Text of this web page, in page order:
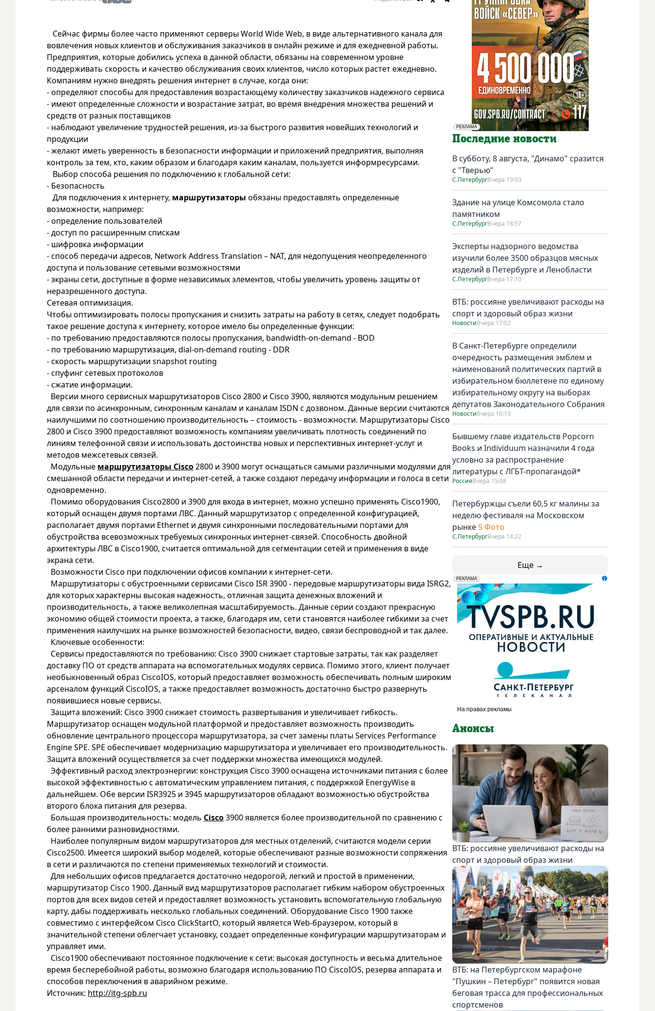
Сейчас фирмы более часто применяют серверы World Wide Web, в виде альтернативного канала для
вовлечения новых клиентов и обслуживания заказчиков в онлайн режиме и для ежедневной работы.
Предприятия, которые добились успеха в данной области, обязаны на современном уровне
поддерживать скорость и качество обслуживания своих клиентов, число которых растет ежедневно.
Компаниям нужно внедрять решения интернет в случае, когда они:
- определяют способы для предоставления возрастающему количеству заказчиков надежного сервиса
- имеют определенные сложности и возрастание затрат, во время внедрения множества решений и
средств от разных поставщиков
- наблюдают увеличение трудностей решения, из-за быстрого развития новейших технологий и
продукции
- желают иметь уверенность в безопасности информации и приложений предприятия, выполняя
контроль за тем, кто, каким образом и благодаря каким каналам, пользуется информресурсами.
Выбор способа решения по подключению к глобальной сети:
- Безопасность
Для подключения к интернету, маршрутизаторы обязаны предоставлять определенные
возможности, например:
- определение пользователей
- доступ по расширенным спискам
- шифровка информации
- способ передачи адресов, Network Address Translation – NAT, для недопущения неопределенного
доступа и пользование сетевыми возможностями
- экраны сети, доступные в форме независимых элементов, чтобы увеличить уровень защиты от
неразрешенного доступа.
Сетевая оптимизация.
Чтобы оптимизировать полосы пропускания и снизить затраты на работу в сетях, следует подобрать
такое решение доступа к интернету, которое имело бы определенные функции:
- по требованию предоставляются полосы пропускания, bandwidth-on-demand - BOD
- по требованию маршрутизация, dial-on-demand routing - DDR
- скорость маршрутизации snapshot routing
- спуфинг сетевых протоколов
- сжатие информации.
Версии много сервисных маршрутизаторов Cisco 2800 и Cisco 3900, являются модульным решением
для связи по асинхронным, синхронным каналам и каналам ISDN с дозвоном. Данные версии считаются
наилучшими по соотношению производительность – стоимость - возможности. Маршрутизаторы Cisco
2800 и Cisco 3900 предоставляют возможность компаниям увеличивать плотность соединений по
линиям телефонной связи и использовать достоинства новых и перспективных интернет-услуг и
методов межсетевых связей.
Модульные маршрутизаторы Cisco2800 и 3900 могут оснащаться самыми различными модулями для
смешанной области передачи и интернет-сетей, а также создают передачу информации и голоса в сети
одновременно.
Помимо оборудования Cisco2800 и 3900 для входа в интернет, можно успешно применять Cisco1900,
который оснащен двумя портами ЛВС. Данный маршрутизатор с определенной конфигурацией,
располагает двумя портами Ethernet и двумя синхронными последовательными портами для
обустройства всевозможных требуемых синхронных интернет-связей. Способность двойной
архитектуры ЛВС в Cisco1900, считается оптимальной для сегментации сетей и применения в виде
экрана сети.
Возможности Cisco при подключении офисов компании к интернет-сети.
Маршрутизаторы с обустроенными сервисами Cisco ISR 3900 - передовые маршрутизаторы вида ISRG2,
для которых характерны высокая надежность, отличная защита денежных вложений и
производительность, а также великолепная масштабируемость. Данные серии создают прекрасную
экономию общей стоимости проекта, а также, благодаря им, сети становятся наиболее гибкими за счет
применения наилучших на рынке возможностей безопасности, видео, связи беспроводной и так далее.
Ключевые особенности:
Сервисы предоставляются по требованию: Cisco 3900 снижает стартовые затраты, так как разделяет
доставку ПО от средств аппарата на вспомогательных модулях сервиса. Помимо этого, клиент получает
необыкновенный образ CiscoIOS, который предоставляет возможность обеспечивать полным широким
арсеналом функций CiscoIOS, а также предоставляет возможность достаточно быстро развернуть
появившиеся новые сервисы.
Защита вложений: Cisco 3900 снижает стоимость развертывания и увеличивает гибкость.
Маршрутизатор оснащен модульной платформой и предоставляет возможность производить
обновление центрального процессора маршрутизатора, за счет замены платы Services Performance
Engine SPE. SPE обеспечивает модернизацию маршрутизатора и увеличивает его производительность.
Защита вложений осуществляется за счет поддержки множества имеющихся модулей.
Эффективный расход электроэнергии: конструкция Cisco 3900 оснащена источниками питания с более
высокой эффективностью с автоматическим управлением питания, с поддержкой EnergyWise в
дальнейшем. Обе версии ISR3925 и 3945 маршрутизаторов обладают возможностью обустройства
второго блока питания для резерва.
Большая производительность: модель Cisco3900 является более производительной по сравнению с
более ранними разновидностями.
Наиболее популярным видом маршрутизаторов для местных отделений, считаются модели серии
Cisco2500. Имеется широкий выбор моделей, которые обеспечивают разные возможности сопряжения
в сети и различаются по степени применяемых технологий и стоимости.
Для небольших офисов предлагается достаточно недорогой, легкий и простой в применении,
маршрутизатор Cisco 1900. Данный вид маршрутизаторов располагает гибким набором обустроенных
портов для всех видов сетей и предоставляет возможность установить вспомогательную глобальную
карту, дабы поддерживать несколько глобальных соединений. Оборудование Cisco 1900 также
совместимо с интерфейсом Cisco ClickStartO, который является Web-браузером, который в
значительной степени облегчает установку, создает определенные конфигурации маршрутизаторам и
управляет ими.
Cisco1900 обеспечивают постоянное подключение к сети: высокая доступность и весьма длительное
время бесперебойной работы, возможно благодаря использованию ПО CiscoIOS, резерва аппарата и
способов переключения в аварийном режиме.
Источник: http://itg-spb.ru
РЕКЛАМА
Социальная реклама
Последние новости
В субботу, 8 августа, "Динамо" сразится
с "Тверью"
С.ПетербургВчера 19:03
Здание на улице Комсомола стало
памятником
С.ПетербургВчера 18:57
Эксперты надзорного ведомства
изучили более 3500 образцов мясных
изделий в Петербурге и Ленобласти
С.ПетербургВчера 17:10
ВТБ: россияне увеличивают расходы на
спорт и здоровый образ жизни
НовостиВчера 17:02
В Санкт-Петербурге определили
очередность размещения эмблем и
наименований политических партий в
избирательном бюллетене по единому
избирательному округу на выборах
депутатов Законодательного Собрания
НовостиВчера 16:13
Бывшему главе издательств Popcorn
Books и Individuum назначили 4 года
условно за распространение
литературы с ЛГБТ-пропагандой*
РоссияВчера 15:08
Петербуржцы съели 60,5 кг малины за
неделю фестиваля на Московском
рынке 5 Фото
С.ПетербургВчера 14:22
Еще →
erid: LdtCK5udn
РЕКЛАМА
АО "ГАТР", ИНН: 7841320717
Анонсы
ВТБ: россияне увеличивают расходы на
спорт и здоровый образ жизни
ВТБ: на Петербургском марафоне
"Пушкин – Петербург" появится новая
беговая трасса для профессиональных
спортсменов